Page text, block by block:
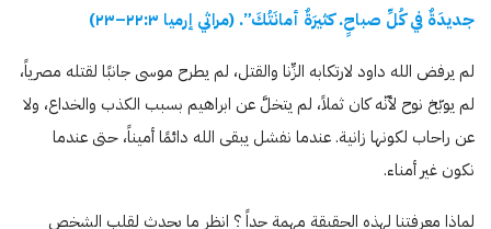
جديدَةٌ في كُلِّ صباحٍ. كثيرَةٌ أمانَتُكَ”. (مراثي إرميا
۲۲:۳ –۲۳)
لم يرفض الله داود لارتكابه الزِّنا والقتل، لم يطرح موسى جانبًا لقتله مصرياً،
لم يوبّخ نوح لأنّه كان ثملاً، لم يتخلَّ عن ابراهيم بسبب الكذب والخداع، ولا
عن راحاب لكونها زانية. عندما نفشل يبقى الله دائمًا أميناً، حتى عندما
نكون غير أمناء.
لماذا معرفتنا لهذه الحقيقة مهمة جداً ؟ انظر ما يحدث لقلب الشخص